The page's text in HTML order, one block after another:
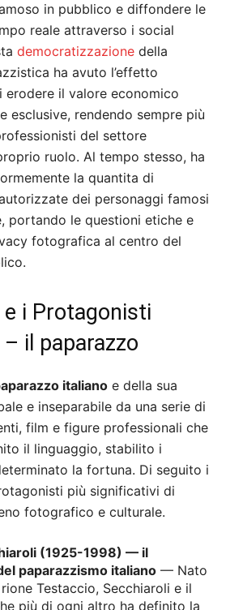
in pubblico e diffondere le
reale attraverso i social
democratizzazione della
ha avuto l’effetto
erodere il valore economico
esclusive, rendendo sempre più
del settore
ruolo. Al tempo stesso, ha
la quantita di
dei personaggi famosi
portando le questioni etiche e
fotografica al centro del
e i Protagonisti
il paparazzo
italiano e della sua
e inseparabile da una serie di
film e figure professionali che
il linguaggio, stabilito i
la fortuna. Di seguito i
più significativi di
fotografico e culturale.
(1925-1998) — il
paparazzismo italiano — Nato
Testaccio, Secchiaroli e il
più di ogni altro ha definito la